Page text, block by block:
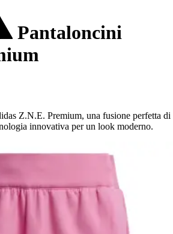
Pantaloncini
Z.N.E. Premium, una fusione perfetta di
innovativa per un look moderno.